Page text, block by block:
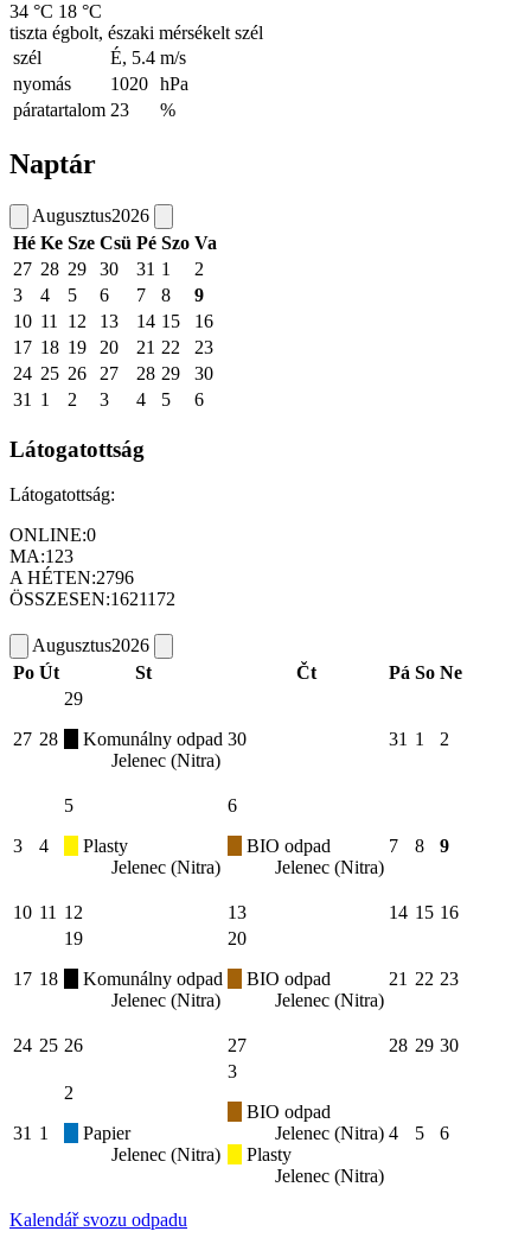
34 °C 18 °C
tiszta égbolt, északi mérsékelt szél
szél
É, 5.4 m/s
nyomás
1020 hPa
páratartalom 23 %
Naptár
Augusztus2026
Hé Ke Sze Csü Pé Szo Va
27 28 29 30 31 1
2
3
4 5 6 7 8
9
10 11 12 13 14 15
16
17 18 19 20 21 22
23
24 25 26 27 28 29
30
31
1 2 3 4 5 6
Látogatottság
Látogatottság:
ONLINE:0
MA:123
A HÉTEN:2796
ÖSSZESEN:1621172
Augusztus2026
Po Út St Čt Pá So Ne
27 28
29
Komunálny odpad
Jelenec (Nitra)
30 31 1 2
3 4
5
Plasty
Jelenec (Nitra)
6
BIO odpad
Jelenec (Nitra)
7 8 9
10 11 12 13 14 15 16
17 18
19
Komunálny odpad
Jelenec (Nitra)
20
BIO odpad
Jelenec (Nitra)
21 22 23
24 25 26 27 28 29 30
31 1
2
Papier
Jelenec (Nitra)
3
BIO odpad
Jelenec (Nitra)
Plasty
Jelenec (Nitra)
4 5 6
Kalendář svozu odpadu